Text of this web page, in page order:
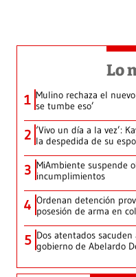
Lo
1 Mulino rechaza el
se tumbe eso’
2 ‘Vivo un día a la vez’:
la despedida de su
3 MiAmbiente suspende
incumplimientos
4 Ordenan detención
posesión de arma en
5 Dos atentados
gobierno de Abelardo